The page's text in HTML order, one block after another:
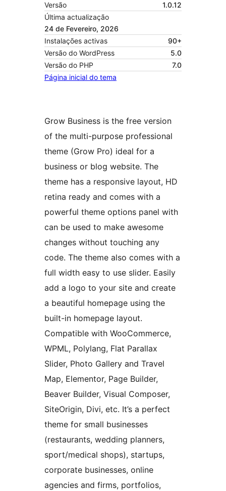
Versão
1.0.12
Última actualização
24 de Fevereiro, 2026
Instalações activas
90+
Versão do WordPress
5.0
Versão do PHP
7.0
Página inicial do tema
Grow Business is the free version
of the multi-purpose professional
theme (Grow Pro) ideal for a
business or blog website. The
theme has a responsive layout, HD
retina ready and comes with a
powerful theme options panel with
can be used to make awesome
changes without touching any
code. The theme also comes with a
full width easy to use slider. Easily
add a logo to your site and create
a beautiful homepage using the
built-in homepage layout.
Compatible with WooCommerce,
WPML, Polylang, Flat Parallax
Slider, Photo Gallery and Travel
Map, Elementor, Page Builder,
Beaver Builder, Visual Composer,
SiteOrigin, Divi, etc. It’s a perfect
theme for small businesses
(restaurants, wedding planners,
sport/medical shops), startups,
corporate businesses, online
agencies and firms, portfolios,